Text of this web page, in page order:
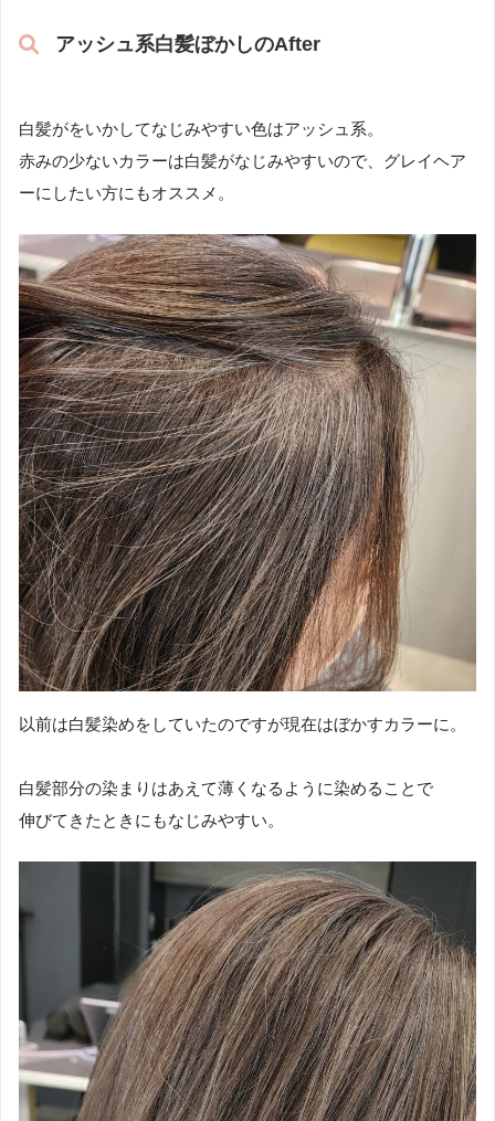
アッシュ系白髪ぼかしのAfter
白髪がをいかしてなじみやすい色はアッシュ系。
赤みの少ないカラーは白髪がなじみやすいので、グレイヘア
ーにしたい方にもオススメ。
以前は白髪染めをしていたのですが現在はぼかすカラーに。
白髪部分の染まりはあえて薄くなるように染めることで
伸びてきたときにもなじみやすい。